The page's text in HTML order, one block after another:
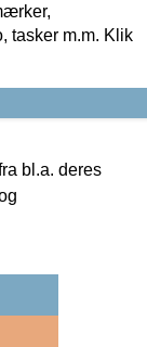
tasker m.m. Klik
bl.a. deres